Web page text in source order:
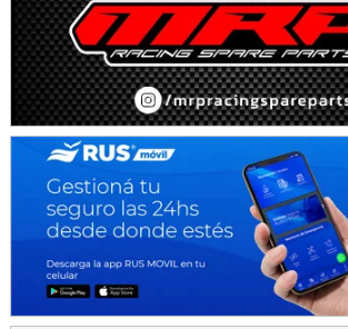
SUR SANTAFESINO - F4
José Samuel Sánchez (Tierra)
Rufino (Santa Fe)
TUCUMANO - F5
Juan Navarro (Asfalto)
El Timbó (Tucumán)